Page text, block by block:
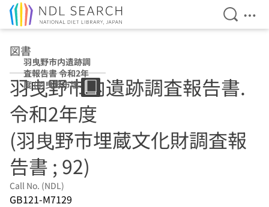
Open
図書
羽曳野市内遺跡調
査報告書 令和2年
度 (羽曳野市埋蔵
文化財調査報告書
; 92)
羽曳野市内遺跡調査報告書.
令和2年度
(羽曳野市埋蔵文化財調査報
告書 ; 92)
Call No. (NDL)
GB121-M7129